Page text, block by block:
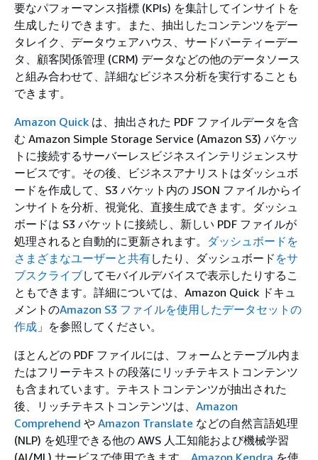
要なパフォーマンス指標 (KPIs) を集計してインサイトを
生成したりできます。また、抽出したコンテンツをデー
タレイク、データウェアハウス、サードパーティーデー
タ、顧客関係管理 (CRM) データなどの他のデータソース
と組み合わせて、詳細なビジネス分析を実行することも
できます。
Amazon Quick は、抽出された PDF ファイルデータを含
む Amazon Simple Storage Service (Amazon S3) バケッ
トに接続するサーバーレスビジネスインテリジェンスサ
ービスです。その後、ビジネスアナリストはダッシュボ
ードを作成して、S3 バケット内の JSON ファイルからイ
ンサイトを分析、視覚化、直接生成できます。ダッシュ
ボードは S3 バケットに接続し、新しい PDF ファイルが
処理されると自動的に更新されます。 ダッシュボードを
さまざまなユーザーと共有したり、ダッシュボード をサ
ブスクライブしてモバイルデバイスで表示したりするこ
ともできます。詳細については、Amazon Quick ドキュ
メントのAmazon S3 ファイルを使用したデータセットの
作成 」を参照してください。
ほとんどの PDF ファイルには、フォームとテーブル内ま
たはフリーテキストの段落にリッチテキストコンテンツ
も含まれています。テキストコンテンツが抽出された
後、リッチテキストコンテンツは、 Amazon
Comprehend や Amazon Translate などの自然言語処理
(NLP) を処理できる他の AWS 人工知能および機械学習
(AI/ML) サービスで使用できます。 Amazon Kendra を使